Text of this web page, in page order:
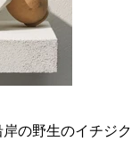
の野生のイチジク